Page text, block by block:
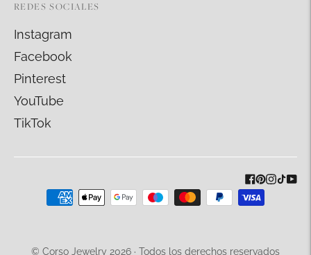
REDES SOCIALES
Instagram
Facebook
Pinterest
YouTube
TikTok
Métodos
© Corso Jewelry 2026 · Todos los derechos reservados